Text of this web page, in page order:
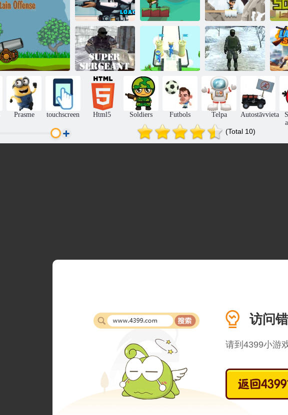
Mad kaujas
jūrnieki
Karaļa karavīri Nūju karavīrs
Virsseržants Karavīru duelis
Tēvzemes
karavīrs: FPS
Prasme touchscreen Html5 Soldiers Futbols Telpa Autostāvvieta
(Total 10)